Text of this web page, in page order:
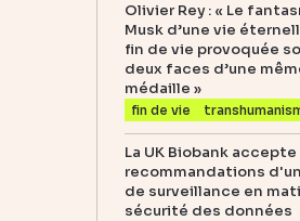
Olivier Rey : « Le
Musk d’une vie
fin de vie provoquée
deux faces d’une
médaille »
fin de vie
La UK Biobank accepte
recommandations
de surveillance en
sécurité des données